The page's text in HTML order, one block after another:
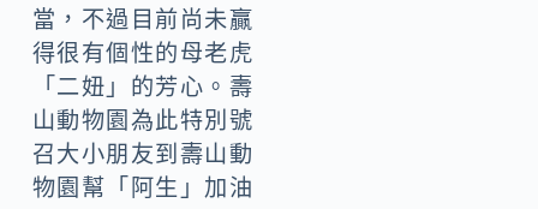
當，不過目前尚未贏
得很有個性的母老虎
「二妞」的芳心。壽
山動物園為此特別號
召大小朋友到壽山動
物園幫「阿生」加油